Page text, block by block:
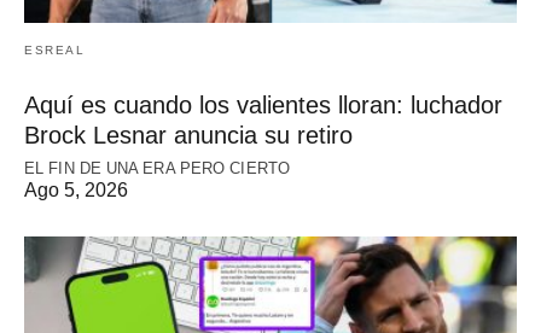
ESREAL
Aquí es cuando los valientes lloran: luchador
Brock Lesnar anuncia su retiro
EL FIN DE UNA ERA PERO CIERTO
Ago 5, 2026